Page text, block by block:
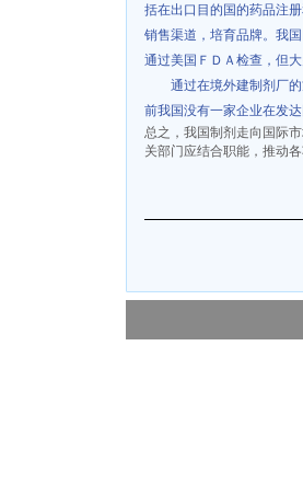
括在出口目的国的药品注
销售渠道，培育品牌。我
通过美国ＦＤＡ检查，但
通过在境外建制剂厂
前我国没有一家企业在发达
总之，我国制剂走向国际
关部门应结合职能，推动